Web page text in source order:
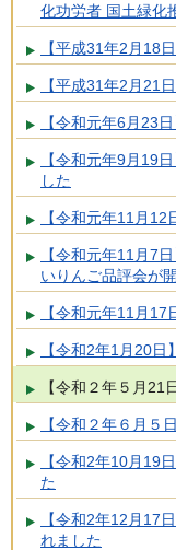
化功労者 国土緑化
【平成31年2月18
【平成31年2月21
【令和元年6月23
【令和元年9月19
した
【令和元年11月
【令和元年11月7
いりんご品評会が
【令和元年11月
【令和2年1月20
【令和２年５月21
【令和２年６月５
【令和2年10月19
た
【令和2年12月17
れました